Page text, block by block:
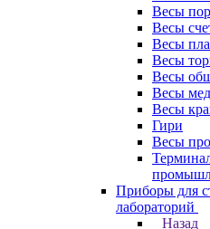
Весы
Весы
Весы
Весы
Весы
Весы
Весы
Гири
Весы
Приборы для
лабораторий
Назад